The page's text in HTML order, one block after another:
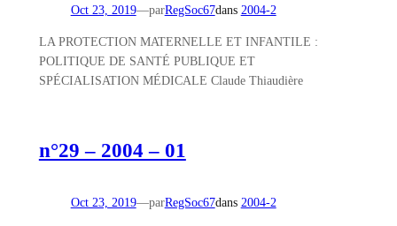
Oct 23, 2019—parRegSoc67dans 2004-2
LA PROTECTION MATERNELLE ET INFANTILE :
POLITIQUE DE SANTÉ PUBLIQUE ET
SPÉCIALISATION MÉDICALE Claude Thiaudière
n°29 – 2004 – 01
Oct 23, 2019—parRegSoc67dans 2004-2